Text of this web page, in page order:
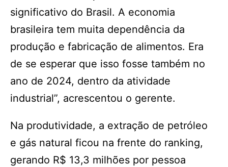
significativo do Brasil. A economia
brasileira tem muita dependência da
produção e fabricação de alimentos. Era
de se esperar que isso fosse também no
ano de 2024, dentro da atividade
industrial”, acrescentou o gerente.
Na produtividade, a extração de petróleo
e gás natural ficou na frente do ranking,
gerando R$ 13,3 milhões por pessoa